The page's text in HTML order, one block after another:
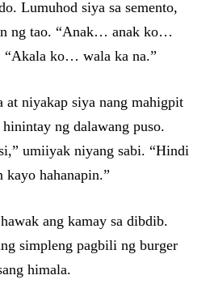
Lumuhod siya sa semento,
ng tao. “Anak… anak ko…
ko… wala ka na.”
at niyakap siya nang mahigpit
ng dalawang puso.
umiiyak niyang sabi. “Hindi
kayo hahanapin.”
ang kamay sa dibdib.
simpleng pagbili ng burger
himala.